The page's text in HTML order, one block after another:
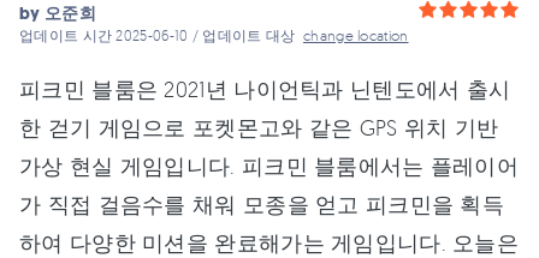
by 오준희
업데이트 시간 2025-06-10 / 업데이트 대상change location
피크민 블룸은 2021년 나이언틱과 닌텐도에서 출시
한 걷기 게임으로 포켓몬고와 같은 GPS 위치 기반
가상 현실 게임입니다. 피크민 블룸에서는 플레이어
가 직접 걸음수를 채워 모종을 얻고 피크민을 획득
하여 다양한 미션을 완료해가는 게임입니다. 오늘은